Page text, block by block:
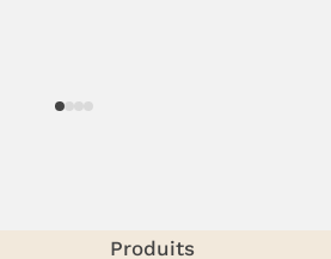
Produits